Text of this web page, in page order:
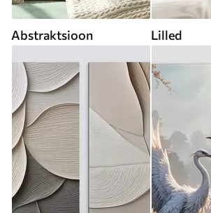
Abstraktsioon Lilled